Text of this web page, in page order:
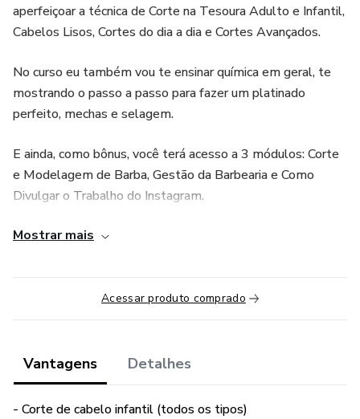
aperfeiçoar a técnica de Corte na Tesoura Adulto e Infantil,
Cabelos Lisos, Cortes do dia a dia e Cortes Avançados.
No curso eu também vou te ensinar química em geral, te
mostrando o passo a passo para fazer um platinado
perfeito, mechas e selagem.
E ainda, como bônus, você terá acesso a 3 módulos: Corte
e Modelagem de Barba, Gestão da Barbearia e Como
Divulgar o Trabalho do Instagram.
Enfim, um curso completo, que te ajudará a se tornar um
qualquer demanda na barbearia.
Existe um investimento que todas as pessoas bem-
Conhecimento!
Mostrar mais
Acessar produto comprado
Vantagens Detalhes
- Corte de cabelo infantil (todos os tipos)